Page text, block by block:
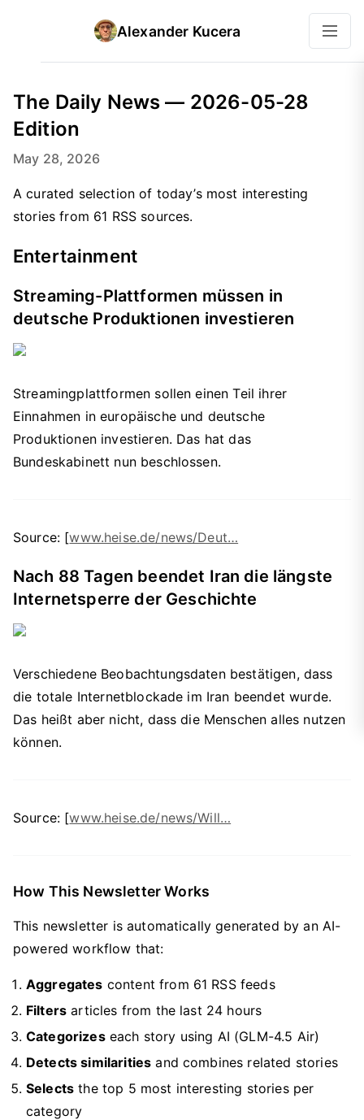
Alexander Kucera
The Daily News — 2026-05-28
Edition
May 28, 2026
A curated selection of today’s most interesting
stories from 61 RSS sources.
Entertainment
Streaming-Plattformen müssen in
deutsche Produktionen investieren
Streamingplattformen sollen einen Teil ihrer
Einnahmen in europäische und deutsche
Produktionen investieren. Das hat das
Bundeskabinett nun beschlossen.
Source: [www.heise.de/news/Deut…
Nach 88 Tagen beendet Iran die längste
Internetsperre der Geschichte
Verschiedene Beobachtungsdaten bestätigen, dass
die totale Internetblockade im Iran beendet wurde.
Das heißt aber nicht, dass die Menschen alles nutzen
können.
Source: [www.heise.de/news/Will…
How This Newsletter Works
This newsletter is automatically generated by an AI-
powered workflow that:
Aggregates content from 61 RSS feeds
Filters articles from the last 24 hours
Categorizeseach story using AI (GLM-4.5 Air)
Detects similarities and combines related stories
Selects the top 5 most interesting stories per
category